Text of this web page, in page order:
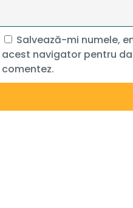
Salvează-mi numele,
acest navigator pentru
comentez.